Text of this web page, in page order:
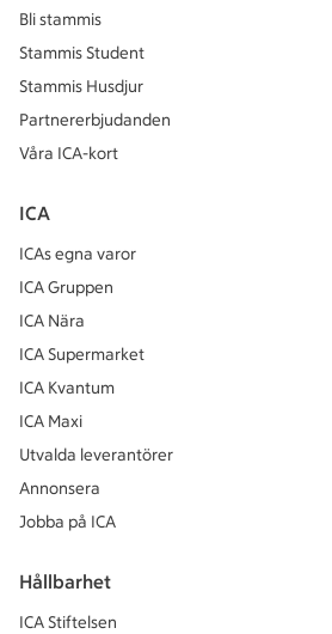
Bli stammis
Stammis Student
Stammis Husdjur
Partnererbjudanden
Våra ICA-kort
ICA
ICAs egna varor
ICA Gruppen
ICA Nära
ICA Supermarket
ICA Kvantum
ICA Maxi
Utvalda leverantörer
Annonsera
Jobba på ICA
Hållbarhet
ICA Stiftelsen